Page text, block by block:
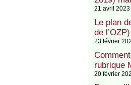
21 avril 2023
Le plan
de l’OZP)
23 février
rubrique
20 février